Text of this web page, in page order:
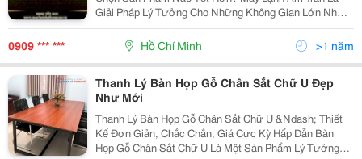
Giải Pháp Lý Tưởng Cho Những Không Gian Lớn Như
Văn Phòng, Nhà Hàng, Khách Sạn Hay Phòng Hội Nghị.
Trên Thị Trường Hiện Nay, Daikin Và...
0909 *** *** Hồ Chí Minh >1 năm
Thanh Lý Bàn Họp Gỗ Chân Sắt Chữ U Đẹp
Như Mới
Thanh Lý Bàn Họp Gỗ Chân Sắt Chữ U &Ndash; Thiết
Kế Đơn Giản, Chắc Chắn, Giá Cực Kỳ Hấp Dẫn Bàn
Họp Gỗ Chân Sắt Chữ U Là Một Sản Phẩm Lý Tưởng